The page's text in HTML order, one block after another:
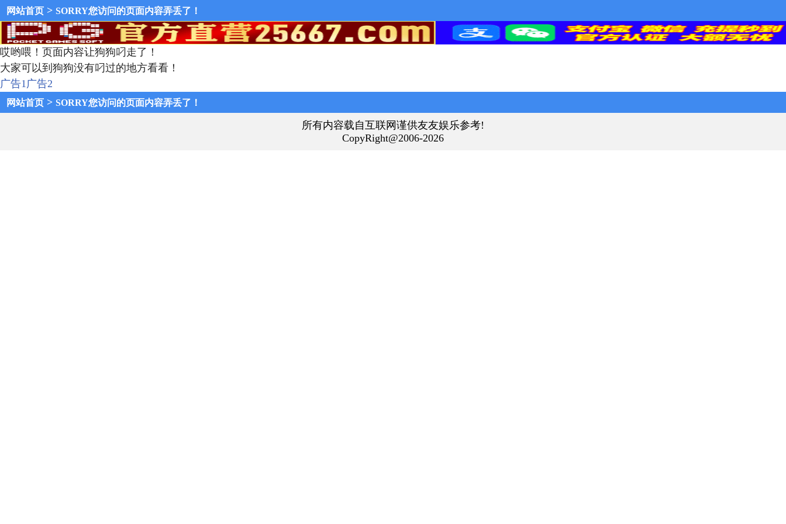
网站首页 > SORRY您访问的页面内容弄丢了！
哎哟喂！页面内容让狗狗叼走了！
大家可以到狗狗没有叼过的地方看看！
广告1广告2
网站首页 > SORRY您访问的页面内容弄丢了！
所有内容载自互联网谨供友友娱乐参考!
CopyRight@2006-2026